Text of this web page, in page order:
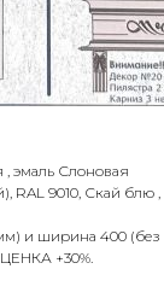
, эмаль Слоновая
RAL 9010, Скай блю ,
и ширина 400 (без
+30%.